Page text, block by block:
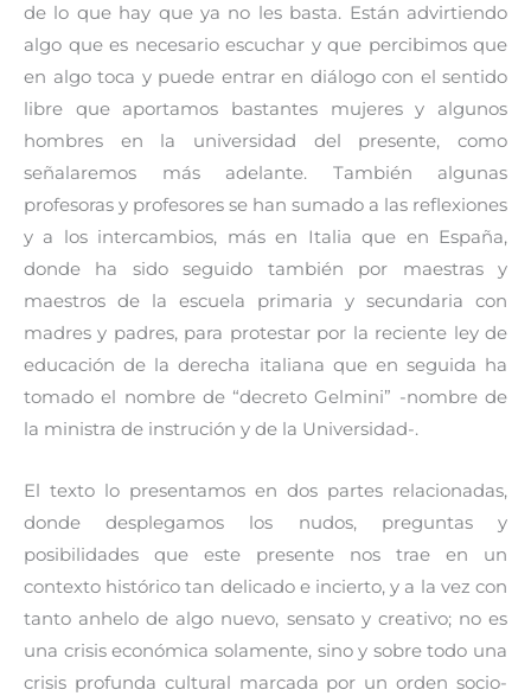
de lo que hay que ya no les basta. Están advirtiendo
algo que es necesario escuchar y que percibimos que
en algo toca y puede entrar en diálogo con el sentido
libre que aportamos bastantes mujeres y algunos
hombres en la universidad del presente, como
señalaremos más adelante. También algunas
profesoras y profesores se han sumado a las reflexiones
y a los intercambios, más en Italia que en España,
donde ha sido seguido también por maestras y
maestros de la escuela primaria y secundaria con
madres y padres, para protestar por la reciente ley de
educación de la derecha italiana que en seguida ha
tomado el nombre de “decreto Gelmini” -nombre de
la ministra de instrución y de la Universidad-.
El texto lo presentamos en dos partes relacionadas,
donde desplegamos los nudos, preguntas y
posibilidades que este presente nos trae en un
contexto histórico tan delicado e incierto, y a la vez con
tanto anhelo de algo nuevo, sensato y creativo; no es
una crisis económica solamente, sino y sobre todo una
crisis profunda cultural marcada por un orden socio-